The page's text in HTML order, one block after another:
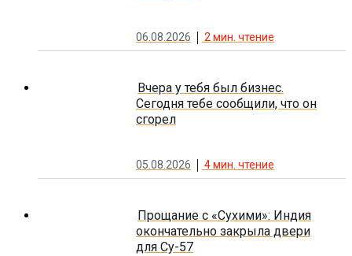
06.08.2026 2 мин. чтение
Вчера у тебя был бизнес.
Сегодня тебе сообщили, что он
сгорел
05.08.2026 4мин. чтение
Прощание с «Сухими»: Индия
окончательно закрыла двери
для Су-57